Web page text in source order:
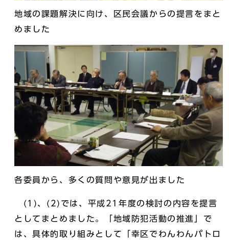
地域の課題解決に向け、区民会議からの提言をまと
めました
各委員から、多くの質問や意見が出ました
(1)、(2)では、平成21年度の検討の内容を提言
としてまとめました。「地域防犯活動の推進」で
は、具体的取り組みとして「幸区でわんわんパトロ